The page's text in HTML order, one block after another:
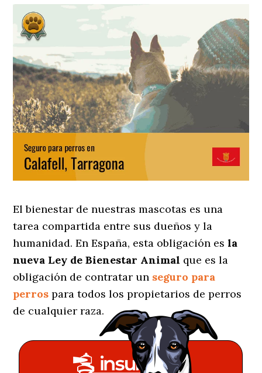
El bienestar de nuestras mascotas es una
tarea compartida entre sus dueños y la
humanidad. En España, esta obligación esla
nueva Ley de Bienestar Animal que es la
obligación de contratar un seguro para
perros para todos los propietarios de perros
de cualquier raza.